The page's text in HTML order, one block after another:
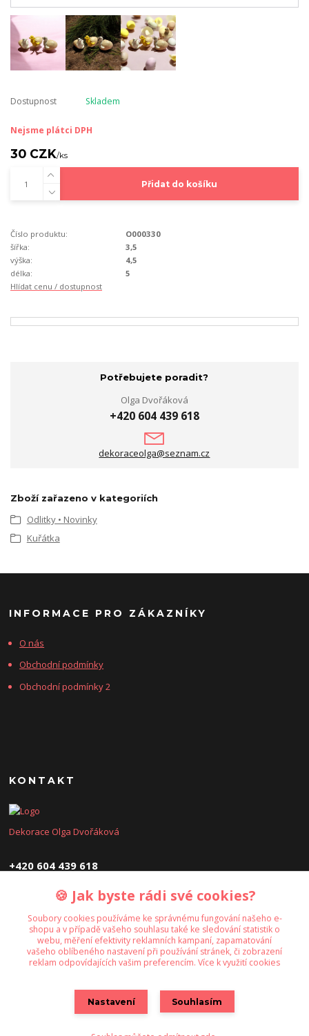
Dostupnost Skladem
Nejsme plátci DPH
30 CZK/ks
Přidat do košíku
Číslo produktu:
O000330
šířka:
3,5
výška:
4,5
délka:
5
Hlídat cenu / dostupnost
Potřebujete poradit?
Olga Dvořáková
+420 604 439 618
dekoraceolga@seznam.cz
Zboží zařazeno v kategoriích
Odlitky • Novinky
Kuřátka
INFORMACE PRO ZÁKAZNÍKY
O nás
Obchodní podmínky
Obchodní podmínky 2
KONTAKT
Dekorace Olga Dvořáková
+420 604 439 618
dekoraceolga@seznam.cz
Upravit sběr cookies.
🍪 Jak byste rádi své cookies?
Soubory cookies používáme ke správnému fungování našeho e-
shopu a v případě vašeho souhlasu také ke sledování statistik o
webu, měření efektivity reklamních kampaní, zapamatování
vašeho oblíbeného nastavení při používání stránek, či zobrazení
reklam odpovídajících vašim preferencím. Více k využití cookies
Nastavení Souhlasím